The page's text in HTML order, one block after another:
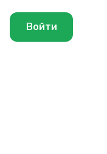
Войти